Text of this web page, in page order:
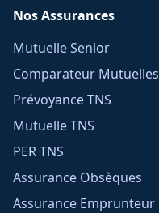
Nos Assurances
Mutuelle Senior
Comparateur Mutuelles
Prévoyance TNS
Mutuelle TNS
PER TNS
Assurance Obsèques
Assurance Emprunteur